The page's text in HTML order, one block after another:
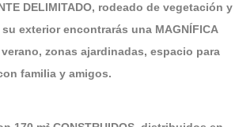
DELIMITADO, rodeado de vegetación y
exterior encontrarás una MAGNÍFICA
verano, zonas ajardinadas, espacio para
familia y amigos.